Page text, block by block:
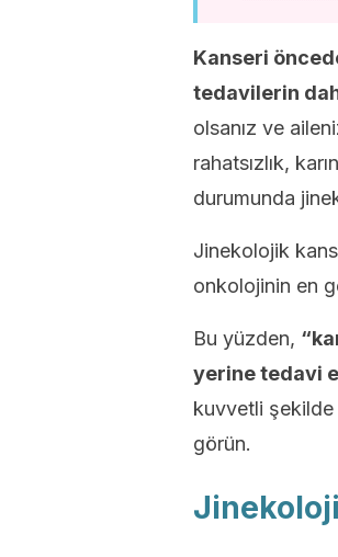
Kanseri
tedavilerin
olsanız ve
rahatsızlık,
durumunda
Jinekolojik
onkolojinin en
Bu yüzden,
yerine tedavi
kuvvetli
görün.